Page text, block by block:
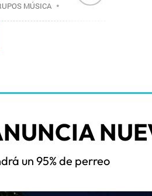
MÚSICA•
un 95% de perreo